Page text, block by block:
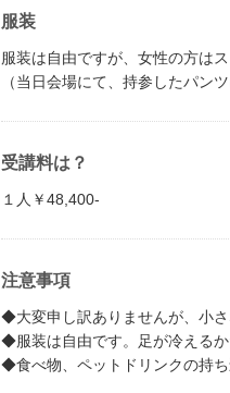
服装
服装は自由ですが、女性の方は
（当日会場にて、持参したパン
受講料は？
１人￥48,400-
注意事項
◆大変申し訳ありませんが、小さ
◆服装は自由です。足が冷えるか
◆食べ物、ペットドリンクの持ち